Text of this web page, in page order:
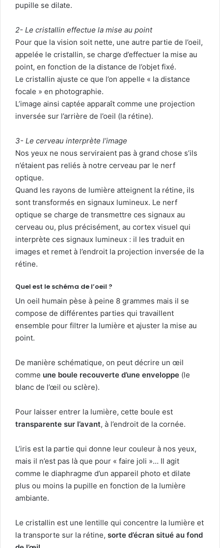
pupille se dilate.
2- Le cristallin effectue la mise au point
Pour que la vision soit nette, une autre partie de l’oeil,
appelée le cristallin, se charge d’effectuer la mise au
point, en fonction de la distance de l’objet fixé.
Le cristallin ajuste ce que l’on appelle « la distance
focale » en photographie.
L’image ainsi captée apparaît comme une projection
inversée sur l’arrière de l’oeil (la rétine).
3- Le cerveau interprète l’image
Nos yeux ne nous serviraient pas à grand chose s’ils
n’étaient pas reliés à notre cerveau par le nerf
optique.
Quand les rayons de lumière atteignent la rétine, ils
sont transformés en signaux lumineux. Le nerf
optique se charge de transmettre ces signaux au
cerveau ou, plus précisément, au cortex visuel qui
interprète ces signaux lumineux : il les traduit en
images et remet à l’endroit la projection inversée de la
rétine.
Quel est le schéma de l’oeil ?
Un oeil humain pèse à peine 8 grammes mais il se
compose de différentes parties qui travaillent
ensemble pour filtrer la lumière et ajuster la mise au
point.
De manière schématique, on peut décrire un œil
comme une boule recouverte d’une enveloppe (le
blanc de l’œil ou sclère).
Pour laisser entrer la lumière, cette boule est
transparente sur l’avant, à l’endroit de la cornée.
L’iris est la partie qui donne leur couleur à nos yeux,
mais il n’est pas là que pour « faire joli »… Il agit
comme le diaphragme d’un appareil photo et dilate
plus ou moins la pupille en fonction de la lumière
ambiante.
Le cristallin est une lentille qui concentre la lumière et
la transporte sur la rétine, sorte d’écran situé au fond